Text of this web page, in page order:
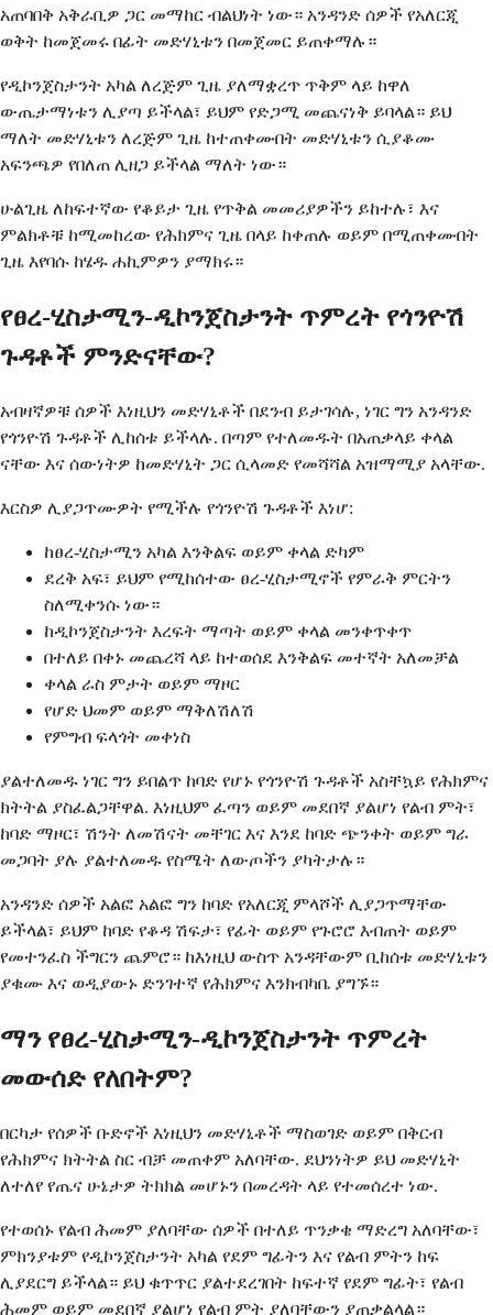
አጠባበቅ አቅራቢዎ ጋር መማከር ብልህነት ነው። አንዳንድ ሰዎች የአለርጂ
ወቅት ከመጀመሩ በፊት መድሃኒቱን በመጀመር ይጠቀማሉ።
የዲኮንጀስታንት አካል ለረጅም ጊዜ ያለማቋረጥ ጥቅም ላይ ከዋለ
ውጤታማነቱን ሊያጣ ይችላል፣ ይህም የድጋሚ መጨናነቅ ይባላል። ይህ
ማለት መድሃኒቱን ለረጅም ጊዜ ከተጠቀሙበት መድሃኒቱን ሲያቆሙ
አፍንጫዎ የበለጠ ሊዘጋ ይችላል ማለት ነው።
ሁልጊዜ ለከፍተኛው የቆይታ ጊዜ የጥቅል መመሪያዎችን ይከተሉ፣ እና
ምልክቶቹ ከሚመከረው የሕክምና ጊዜ በላይ ከቀጠሉ ወይም በሚጠቀሙበት
ጊዜ እየባሱ ከሄዱ ሐኪምዎን ያማክሩ።
የፀረ-ሂስታሚን-ዲኮንጀስታንት ጥምረት የጎንዮሽ
ጉዳቶች ምንድናቸው?
አብዛኛዎቹ ሰዎች እነዚህን መድሃኒቶች በደንብ ይታገሳሉ, ነገር ግን አንዳንድ
የጎንዮሽ ጉዳቶች ሊከሰቱ ይችላሉ. በጣም የተለመዱት በአጠቃላይ ቀላል
ናቸው እና ሰውነትዎ ከመድሃኒት ጋር ሲላመድ የመሻሻል አዝማሚያ አላቸው.
እርስዎ ሊያጋጥሙዎት የሚችሉ የጎንዮሽ ጉዳቶች እነሆ:
ከፀረ-ሂስታሚን አካል እንቅልፍ ወይም ቀላል ድካም
ደረቅ አፍ፣ ይህም የሚከሰተው ፀረ-ሂስታሚኖች የምራቅ ምርትን
ስለሚቀንሱ ነው።
ከዲኮንጀስታንት እረፍት ማጣት ወይም ቀላል መንቀጥቀጥ
በተለይ በቀኑ መጨረሻ ላይ ከተወሰደ እንቅልፍ መተኛት አለመቻል
ቀላል ራስ ምታት ወይም ማዞር
የሆድ ህመም ወይም ማቅለሽለሽ
የምግብ ፍላጎት መቀነስ
ያልተለመዱ ነገር ግን ይበልጥ ከባድ የሆኑ የጎንዮሽ ጉዳቶች አስቸኳይ የሕክምና
ክትትል ያስፈልጋቸዋል. እነዚህም ፈጣን ወይም መደበኛ ያልሆነ የልብ ምት፣
ከባድ ማዞር፣ ሽንት ለመሽናት መቸገር እና እንደ ከባድ ጭንቀት ወይም ግራ
መጋባት ያሉ ያልተለመዱ የስሜት ለውጦችን ያካትታሉ።
አንዳንድ ሰዎች አልፎ አልፎ ግን ከባድ የአለርጂ ምላሾች ሊያጋጥማቸው
ይችላል፣ ይህም ከባድ የቆዳ ሽፍታ፣ የፊት ወይም የጉሮሮ እብጠት ወይም
የመተንፈስ ችግርን ጨምሮ። ከእነዚህ ውስጥ አንዳቸውም ቢከሰቱ መድሃኒቱን
ያቁሙ እና ወዲያውኑ ድንገተኛ የሕክምና እንክብካቤ ያግኙ።
ማን የፀረ-ሂስታሚን-ዲኮንጀስታንት ጥምረት
መውሰድ የለበትም?
በርካታ የሰዎች ቡድኖች እነዚህን መድሃኒቶች ማስወገድ ወይም በቅርብ
የሕክምና ክትትል ስር ብቻ መጠቀም አለባቸው. ደህንነትዎ ይህ መድሃኒት
ለተለየ የጤና ሁኔታዎ ትክክል መሆኑን በመረዳት ላይ የተመሰረተ ነው.
የተወሰኑ የልብ ሕመም ያለባቸው ሰዎች በተለይ ጥንቃቄ ማድረግ አለባቸው፣
ምክንያቱም የዲኮንጀስታንት አካል የደም ግፊትን እና የልብ ምትን ከፍ
ሊያደርግ ይችላል። ይህ ቁጥጥር ያልተደረገበት ከፍተኛ የደም ግፊት፣ የልብ
ሕመም ወይም መደበኛ ያልሆነ የልብ ምት ያለባቸውን ያጠቃልላል።